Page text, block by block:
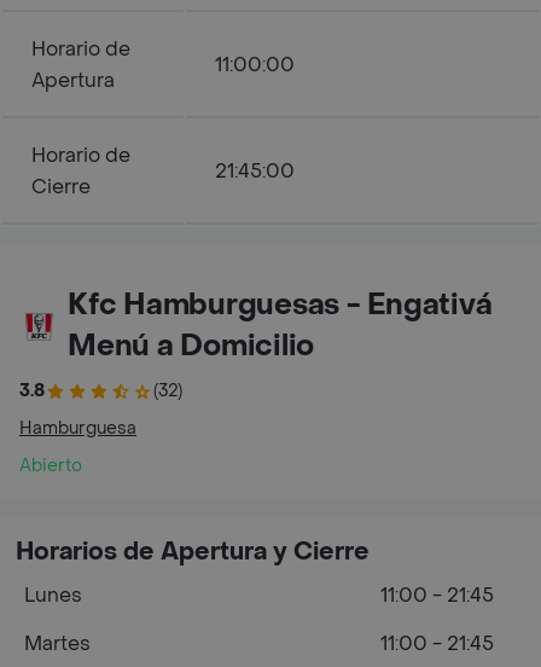
Horario de
Apertura
11:00:00
Horario de
Cierre
21:45:00
Kfc Hamburguesas - Engativá
Menú a Domicilio
3.8
(32)
Hamburguesa
Abierto
Horarios de Apertura y Cierre
Lunes
11:00 - 21:45
Martes
11:00 - 21:45